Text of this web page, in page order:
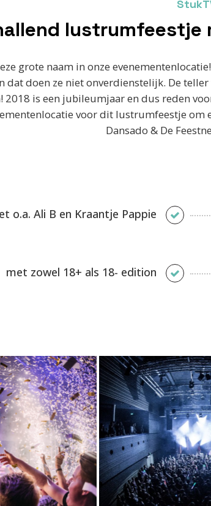
lustrumfeestje
grote naam in onze
dat doen ze niet onverdienstelijk. De
2018 is een jubileumjaar en dus reden
voor dit lustrumfeestje om
Dansado & De
o.a. Ali B en Kraantje Pappie
met zowel 18+ als 18- edition